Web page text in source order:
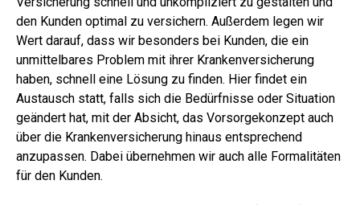
den Kunden optimal zu versichern. Außerdem legen wir
Wert darauf, dass wir besonders bei Kunden, die ein
unmittelbares Problem mit ihrer Krankenversicherung
haben, schnell eine Lösung zu finden. Hier findet ein
Austausch statt, falls sich die Bedürfnisse oder Situation
geändert hat, mit der Absicht, das Vorsorgekonzept auch
über die Krankenversicherung hinaus entsprechend
anzupassen. Dabei übernehmen wir auch alle Formalitäten
für den Kunden.